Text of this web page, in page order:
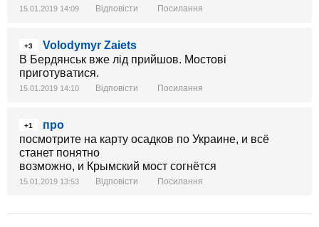
15.01.2019 14:09 Відповісти Посилання
+3
Volodymyr Zaiets
В Бердянськ вже лід прийшов. Мостові
приготуватися.
15.01.2019 14:10 Відповісти Посилання
+1
про
посмотрите на карту осадков по Украине, и всё
станет понятно
возможно, и Крымский мост согнётся
15.01.2019 13:53 Відповісти Посилання